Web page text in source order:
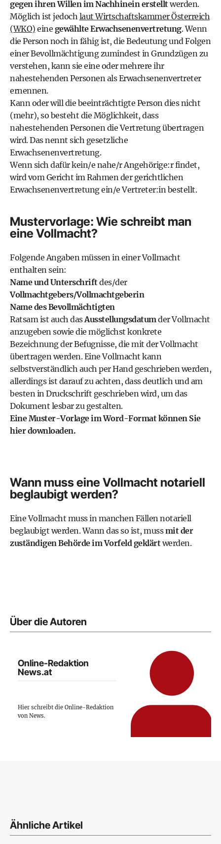
gegen ihren Willen im Nachhinein erstelltwerden.
Möglich ist jedoch laut Wirtschaftskammer Österreich
(WKO) eine gewählte Erwachsenenvertretung. Wenn
die Person noch in fähig ist, die Bedeutung und Folgen
einer Bevollmächtigung zumindest in Grundzügen zu
verstehen, kann sie eine oder mehrere ihr
nahestehenden Personen als Erwachsenenvertreter
ernennen.
Kann oder will die beeinträchtigte Person dies nicht
(mehr), so besteht die Möglichkeit, dass
nahestehenden Personen die Vertretung übertragen
wird. Das nennt sich gesetzliche
Erwachsenenvertretung.
Wenn sich dafür kein/e nahe/r Angehörige:r findet,
wird vom Gericht im Rahmen der gerichtlichen
Erwachsenenvertretung ein/e Vertreter:in bestellt.
Mustervorlage: Wie schreibt man
eine Vollmacht?
Folgende Angaben müssen in einer Vollmacht
enthalten sein:
Name und Unterschriftdes/der
Vollmachtgebers/Vollmachtgeberin
Name des Bevollmächtigten
Ratsam ist auch dasAusstellungsdatumder Vollmacht
anzugeben sowie die möglichst konkrete
Bezeichnung der Befugnisse, die mit der Vollmacht
übertragen werden. Eine Vollmacht kann
selbstverständlich auch per Hand geschrieben werden,
allerdings ist darauf zu achten, dass deutlich und am
besten in Druckschrift geschrieben wird, um das
Dokument lesbar zu gestalten.
Eine Muster-Vorlage im Word-Format können Sie
hier downloaden.
Wann muss eine Vollmacht notariell
beglaubigt werden?
Eine Vollmacht muss in manchen Fällen notariell
beglaubigt werden. Wann das so ist, mussmit der
zuständigen Behörde im Vorfeld geklärtwerden.
Über die Autoren
Online-Redaktion
News.at
Hier schreibt die Online-Redaktion
von News.
Ähnliche Artikel